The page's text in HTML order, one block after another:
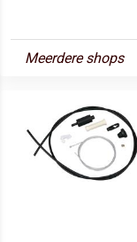
Meerdere shops